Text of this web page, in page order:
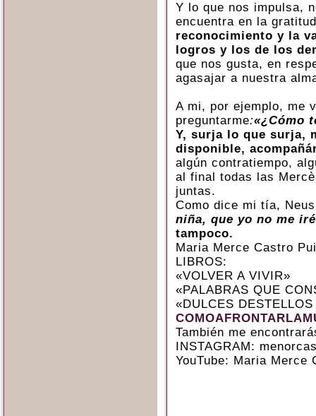
Y lo que nos impulsa,
encuentra en la
reconocimiento y la
logros y los de los
que nos gusta, en
agasajar a nuestra
A mi, por ejemplo, me
preguntarme:«¿Cómo
Y, surja lo que surja,
disponible,
algún contratiempo,
al final todas las
juntas.
Como dice mi tía,
niña, que yo no me
tampoco.
Maria Merce Castro
LIBROS:
«VOLVER A VIVIR»
«PALABRAS QUE
«DULCES
También me
INSTAGRAM:
YouTube: Maria Merce